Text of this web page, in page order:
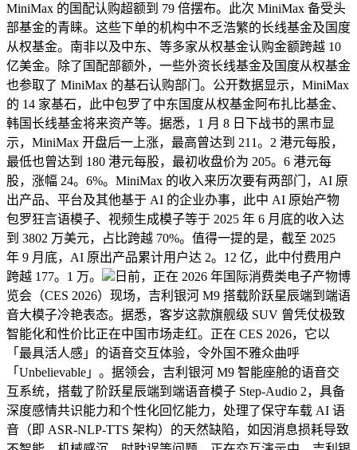
MiniMax 的国配认购超额到 79 倍摆布。此次 MiniMax 备受头
部基金的青睐。这些下单的机构中不乏浩繁的长线基金及国度
从权基金。南非以及中东、等多家从权基金认购金额跨越 10
亿美金。除了国配部额外，一些外资长线基金及国度从权基金
也参取了 MiniMax 的基石认购部门。公开数据显示，MiniMax
的 14 家基石，此中包罗了中东国度从权基金阿布扎比基金、
韩国长线基金将来资产等。据悉，1 月 8 日下战书的黑市显
示，MiniMax 开盘后一上涨，最高曾达到 211。2 港元每股，
最低也曾达到 180 港元每股，最初收盘价为 205。6 港元每
股，涨幅 24。6%。MiniMax 的收入来历次要有两部门，AI 原
出产品、平台及其他基于 AI 的企业办事，此中 AI 原始产物
包罗狂言语模子、视频生成模子等于 2025 年 6 月底的收入达
到 3802 万美元，占比跨越 70%。值得一提的是，截至 2025
年 9 月底，AI 原出产品累计用户达 2。12 亿，此中付费用户
跨越 177。1 万。
日前，正在 2026 年国际消费类电子产物博
览会（CES 2026）现场，吉利银河 M9 搭载阶跃星辰端到端语
音大模子冷艳表态。据悉，客岁这款旗舰级 SUV 曾凭仗极致
智能化和性价比正在中国市场走红。正在 CES 2026，它以
「最具活人感」的语音交互体验，令外国不雅众曲呼
「Unbelievable」。据领会，吉利银河 M9 智能座舱的语音交
互系统，搭载了阶跃星辰端到端语音模子 Step-Audio 2，具备
深度感情共识能力和个性化回忆能力，处理了保守车载 AI 语
音（即 ASR-NLP-TTS 架构）的天然缺陷，如因消息损耗导致